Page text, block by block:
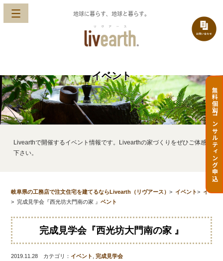
地球に暮らす、地球と暮らす。
無料個別コンサルティング申込
イベント
Livearthで開催するイベント情報です。Livearthの家づくりをぜひご体感
下さい。
岐阜県の工務店で注文住宅を建てるならLivearth（リヴアース）> イベント> イ
ベント
> 完成見学会『西光坊大門南の家 』
完成見学会『西光坊大門南の家 』
2019.11.28 カテゴリ：イベント ,完成見学会